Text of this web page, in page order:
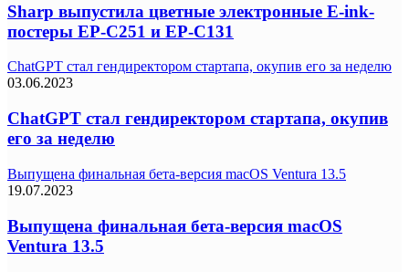
Sharp выпустила цветные электронные E-ink-
постеры EP-C251 и EP-C131
ChatGPT стал гендиректором стартапа, окупив его за неделю
03.06.2023
ChatGPT стал гендиректором стартапа, окупив
его за неделю
Выпущена финальная бета-версия macOS Ventura 13.5
19.07.2023
Выпущена финальная бета-версия macOS
Ventura 13.5